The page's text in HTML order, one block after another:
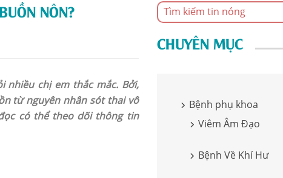
NÔN?
nhiều chị em thắc mắc. Bởi,
từ nguyên nhân sót thai vô
có thể theo dõi thông tin
CHUYÊN MỤC
Bệnh phụ khoa
Viêm Âm Đạo
Bệnh Về Khí Hư